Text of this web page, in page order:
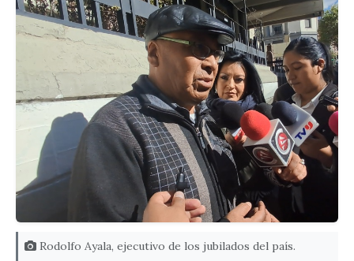
Rodolfo Ayala, ejecutivo de los jubilados del país.